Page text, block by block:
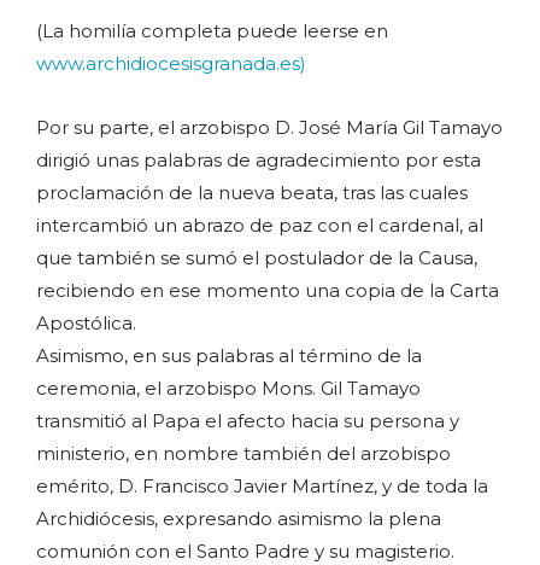
(La homilía completa puede leerse en
www.archidiocesisgranada.es)
Por su parte, el arzobispo D. José María Gil Tamayo
dirigió unas palabras de agradecimiento por esta
proclamación de la nueva beata, tras las cuales
intercambió un abrazo de paz con el cardenal, al
que también se sumó el postulador de la Causa,
recibiendo en ese momento una copia de la Carta
Apostólica.
Asimismo, en sus palabras al término de la
ceremonia, el arzobispo Mons. Gil Tamayo
transmitió al Papa el afecto hacia su persona y
ministerio, en nombre también del arzobispo
emérito, D. Francisco Javier Martínez, y de toda la
Archidiócesis, expresando asimismo la plena
comunión con el Santo Padre y su magisterio.